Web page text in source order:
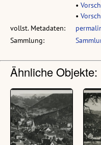
•
•
vollst. Metadaten:
Sammlung:
Ähnliche Objekte: